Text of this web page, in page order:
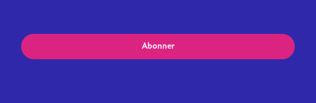
Abonner